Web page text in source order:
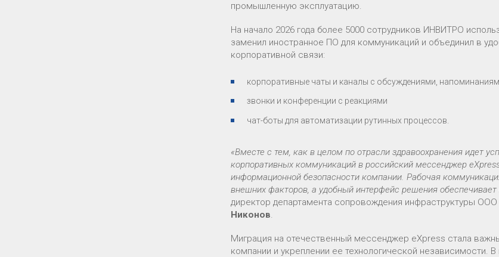
промышленную эксплуатацию.
На начало 2026 года более 5000 сотрудников ИНВИТРО
заменил иностранное ПО для коммуникаций и объединил в
корпоративной связи:
корпоративные чаты и каналы с обсуждениями,
звонки и конференции с реакциями
чат-боты для автоматизации рутинных процессов.
«Вместе с тем, как в целом по отрасли здравоохранения идет
корпоративных коммуникаций в российский мессенджер
информационной безопасности компании. Рабочая
внешних факторов, а удобный интерфейс решения
директор департамента сопровождения инфраструктуры
Никонов.
Миграция на отечественный мессенджер eXpress стала
компании и укреплении ее технологической независимости.